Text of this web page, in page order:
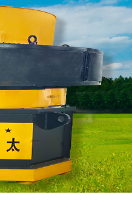
行业新闻